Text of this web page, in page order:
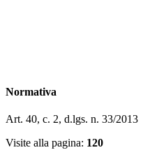
Normativa
Art. 40, c. 2, d.lgs. n. 33/2013
Visite alla pagina: 120